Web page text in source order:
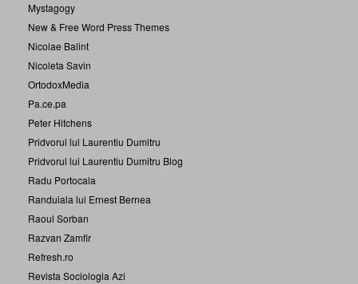
Mystagogy
New & Free Word Press Themes
Nicolae Balint
Nicoleta Savin
OrtodoxMedia
Pa.ce.pa
Peter Hitchens
Pridvorul lui Laurentiu Dumitru
Pridvorul lui Laurentiu Dumitru Blog
Radu Portocala
Randuiala lui Ernest Bernea
Raoul Sorban
Razvan Zamfir
Refresh.ro
Revista Sociologia Azi